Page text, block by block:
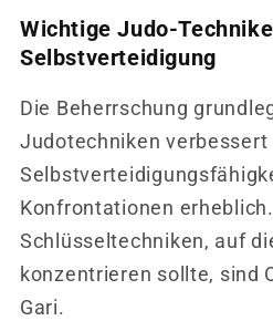
Wichtige Judo-
Selbstverteidigung
Die Beherrschung
Judotechniken verbessert
Konfrontationen
Schlüsseltechniken, auf
konzentrieren sollte, sind
Gari.